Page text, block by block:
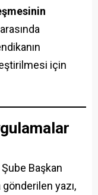
için
Başkan
gönderilen yazı,